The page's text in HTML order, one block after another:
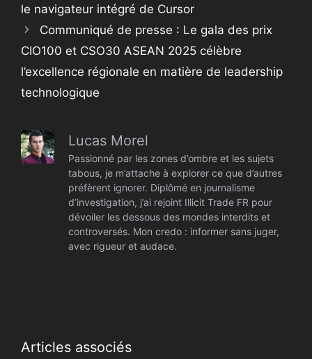
le navigateur intégré de Cursor
Communiqué de presse : Le gala des prix
CIO100 et CSO30 ASEAN 2025 célèbre
l’excellence régionale en matière de leadership
technologique
Lucas Morel
Passionné par les zones d’ombre et les sujets
tabous, je m’attache à explorer ce que d’autres
préfèrent ignorer. Diplômé en journalisme
d’investigation, j’ai rejoint Illicit Trade FR pour
dévoiler les dessous des mondes interdits et
controversés. Mon credo : informer sans juger,
avec rigueur et audace.
Articles associés